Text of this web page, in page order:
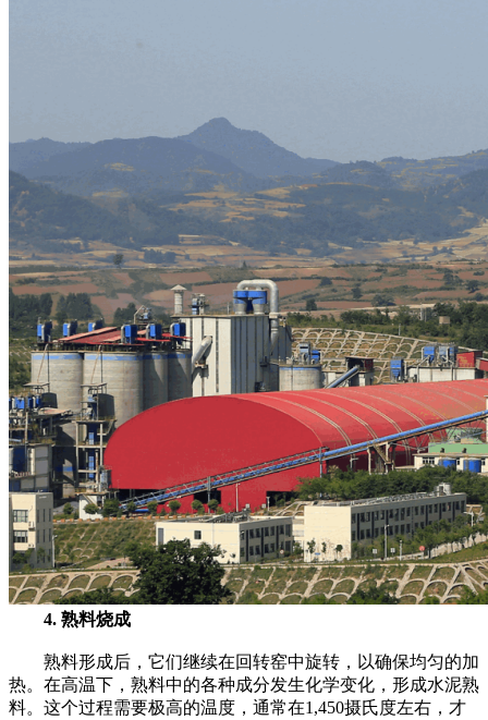
4. 熟料烧成
熟料形成后，它们继续在回转窑中旋转，以确保均匀的加
热。在高温下，熟料中的各种成分发生化学变化，形成水泥熟
料。这个过程需要极高的温度，通常在1,450摄氏度左右，才